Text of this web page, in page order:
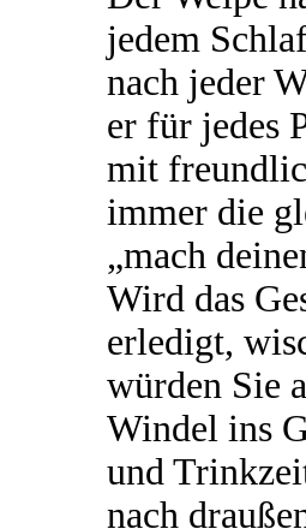
jedem
nach jeder
er für jedes
mit
immer die
„mach
Wird das
erledigt,
würden Sie
Windel ins
und
nach